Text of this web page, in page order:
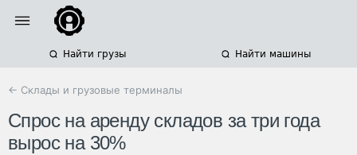
Найти грузы Найти машины
← Склады и грузовые терминалы
Спрос на аренду складов за три года
вырос на 30%